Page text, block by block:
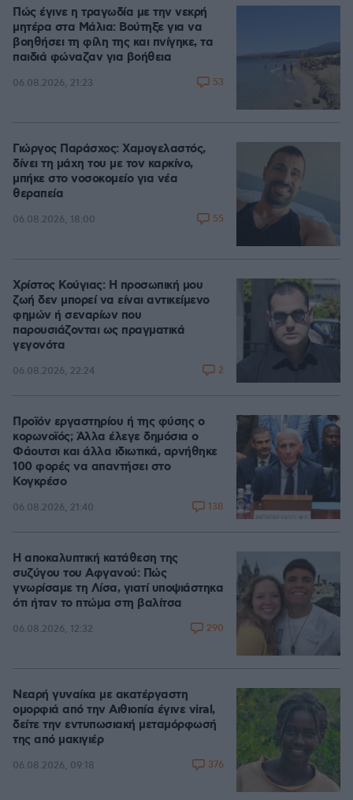
Πώς έγινε η τραγωδία με την νεκρή
μητέρα στα Μάλια: Βούτηξε για να
βοηθήσει τη φίλη της και πνίγηκε, τα
παιδιά φώναζαν για βοήθεια
06.08.2026, 21:23 53
Γιώργος Παράσχος: Χαμογελαστός,
δίνει τη μάχη του με τον καρκίνο,
μπήκε στο νοσοκομείο για νέα
θεραπεία
06.08.2026, 18:00 55
Χρίστος Κούγιας: Η προσωπική μου
ζωή δεν μπορεί να είναι αντικείμενο
φημών ή σεναρίων που
παρουσιάζονται ως πραγματικά
γεγονότα
06.08.2026, 22:24 2
Προϊόν εργαστηρίου ή της φύσης ο
κορωνοϊός; Άλλα έλεγε δημόσια ο
Φάουτσι και άλλα ιδιωτικά, αρνήθηκε
100 φορές να απαντήσει στο
Κογκρέσο
06.08.2026, 21:40 138
Η αποκαλυπτική κατάθεση της
συζύγου του Αφγανού: Πώς
γνωρίσαμε τη Λίσα, γιατί υποψιάστηκα
ότι ήταν το πτώμα στη βαλίτσα
06.08.2026, 12:32 290
Νεαρή γυναίκα με ακατέργαστη
ομορφιά από την Αιθιοπία έγινε viral,
δείτε την εντυπωσιακή μεταμόρφωσή
της από μακιγιέρ
06.08.2026, 09:18 376